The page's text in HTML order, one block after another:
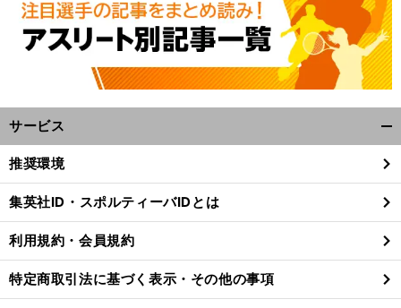
サービス
閉
る
推奨環境
集英社ID・スポルティーバIDとは
利用規約・会員規約
特定商取引法に基づく表示・その他の事項